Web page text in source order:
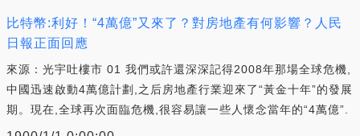
比特幣:利好！“4萬億”又來了？對房地產有何影響？人民
日報正面回應
來源：光宇吐樓市 01 我們或許還深深記得2008年那場全球危機,
中國迅速啟動4萬億計劃,之后房地產行業迎來了“黃金十年”的發展
期。現在,全球再次面臨危機,很容易讓一些人懷念當年的“4萬億”.